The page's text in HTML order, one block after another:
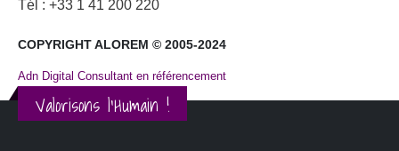
Tél : +33 1 41 200 220
COPYRIGHT ALOREM © 2005-2024
Adn Digital Consultant en référencement
Valorisons l'Humain !